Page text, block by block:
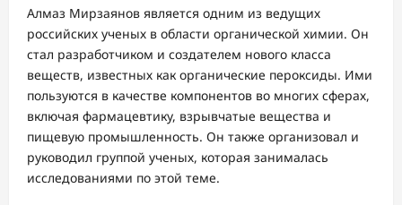
Алмаз Мирзаянов является одним из ведущих
российских ученых в области органической химии. Он
стал разработчиком и создателем нового класса
веществ, известных как органические пероксиды. Ими
пользуются в качестве компонентов во многих сферах,
включая фармацевтику, взрывчатые вещества и
пищевую промышленность. Он также организовал и
руководил группой ученых, которая занималась
исследованиями по этой теме.